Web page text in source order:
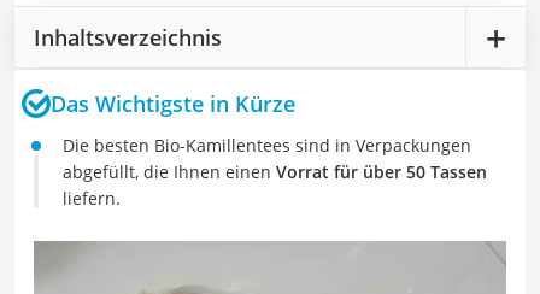
Inhaltsverzeichnis
Das Wichtigste in Kürze
Die besten Bio-Kamillentees sind in Verpackungen
abgefüllt, die Ihnen einen Vorrat für über 50 Tassen
liefern.